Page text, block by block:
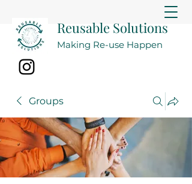
Reusable Solutions
Making Re-use Happen
Groups